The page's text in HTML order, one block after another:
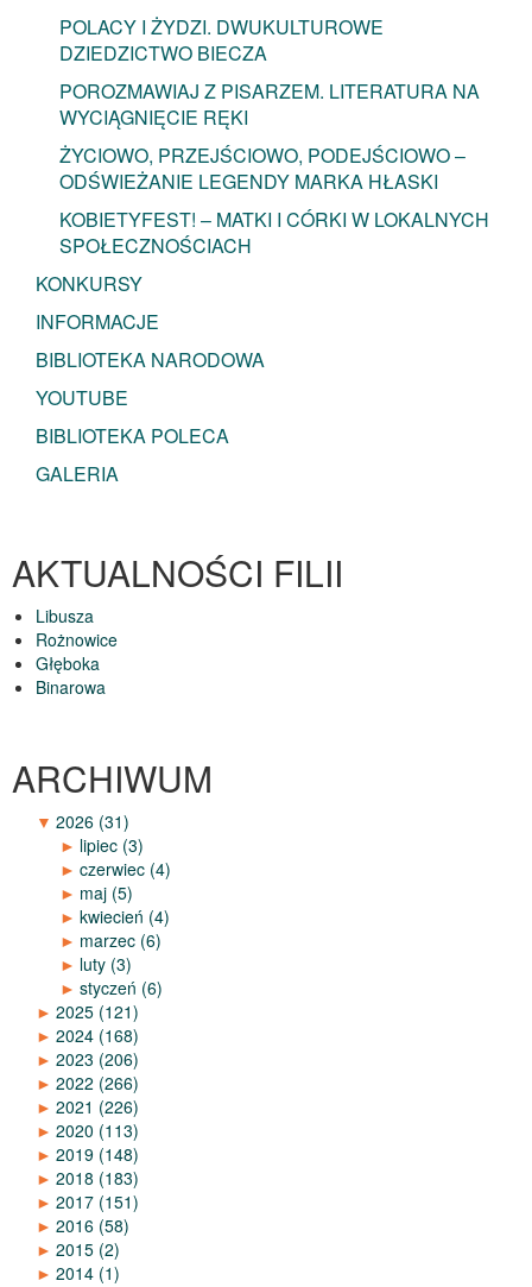
POLACY I ŻYDZI. DWUKULTUROWE
DZIEDZICTWO BIECZA
POROZMAWIAJ Z PISARZEM. LITERATURA NA
WYCIĄGNIĘCIE RĘKI
ŻYCIOWO, PRZEJŚCIOWO, PODEJŚCIOWO –
ODŚWIEŻANIE LEGENDY MARKA HŁASKI
KOBIETYFEST! – MATKI I CÓRKI W LOKALNYCH
SPOŁECZNOŚCIACH
KONKURSY
INFORMACJE
BIBLIOTEKA NARODOWA
YOUTUBE
BIBLIOTEKA POLECA
GALERIA
AKTUALNOŚCI FILII
Libusza
Rożnowice
Głęboka
Binarowa
ARCHIWUM
▼ 2026 (31)
► lipiec (3)
► czerwiec (4)
► maj (5)
► kwiecień (4)
► marzec (6)
► luty (3)
► styczeń (6)
► 2025 (121)
► 2024 (168)
► 2023 (206)
► 2022 (266)
► 2021 (226)
► 2020 (113)
► 2019 (148)
► 2018 (183)
► 2017 (151)
► 2016 (58)
► 2015 (2)
► 2014 (1)